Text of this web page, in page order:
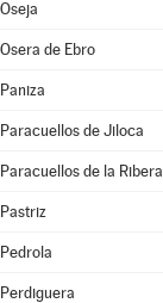
Oseja
Osera de Ebro
Paniza
Paracuellos de Jiloca
Paracuellos de la Ribera
Pastriz
Pedrola
Perdiguera